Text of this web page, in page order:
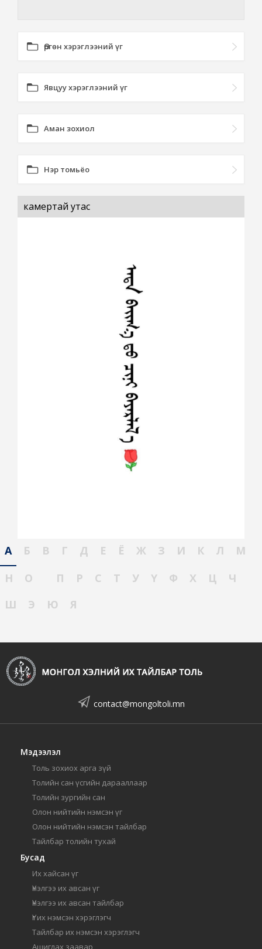
Өргөн хэрэглээний үг
Явцуу хэрэглээний үг
Аман зохиол
Нэр томьёо
камертай утас
А Б В Г Д Е Ё Ж З И К Л
М
Н
О П Р С Т У Ү Ф Х Ц
Ч
Ш
Э Ю Я
contact@mongoltoli.mn
Мэдээлэл
Толь зохиох арга зүй
Толийн сан үсгийн дарааллаар
Толийн зургийн сан
Олон нийтийн нэмсэн үг
Олон нийтийн нэмсэн тайлбар
Тайлбар толийн тухай
Бусад
Их хайсан үг
Үнэлгээ их авсан үг
Үнэлгээ их авсан тайлбар
Үг их нэмсэн хэрэглэгч
Тайлбар их нэмсэн хэрэглэгч
Ашиглах заавар